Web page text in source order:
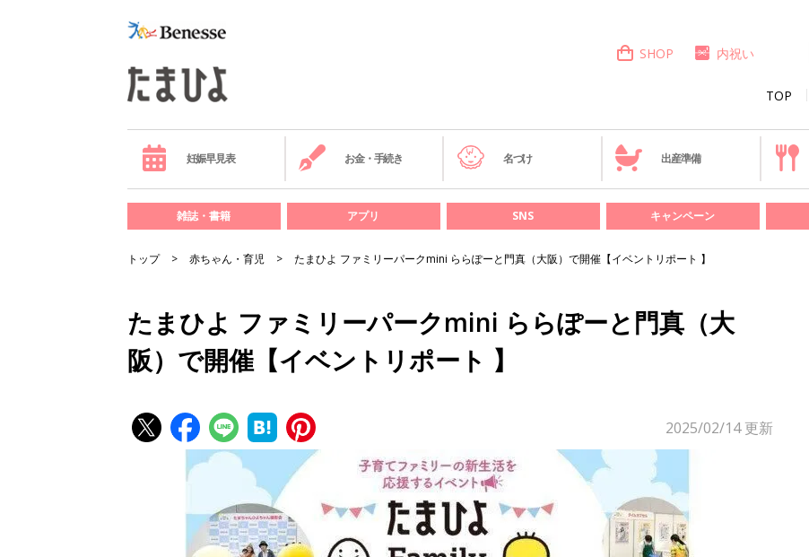
TOP
SHOP 内祝い
妊娠早見表 お金・手続き 名づけ 出産準備
雑誌・書籍 アプリ SNS キャンペーン
トップ 赤ちゃん・育児 たまひよ ファミリーパークmini ららぽーと門真（大阪）で開催【イベントリポート 】
たまひよ ファミリーパークmini ららぽーと門真（大
阪）で開催【イベントリポート 】
2025/02/14更新